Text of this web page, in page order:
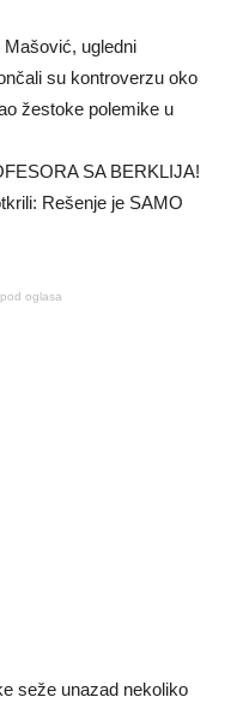
ugledni
su kontroverzu oko
žestoke polemike u
oglasa
seže unazad nekoliko